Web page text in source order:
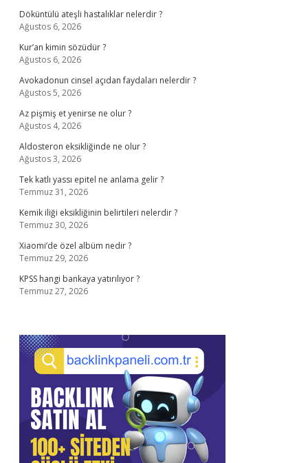
Döküntülü ateşli hastalıklar nelerdir ?
Ağustos 6, 2026
Kur’an kimin sözüdür ?
Ağustos 6, 2026
Avokadonun cinsel açıdan faydaları nelerdir ?
Ağustos 5, 2026
Az pişmiş et yenirse ne olur ?
Ağustos 4, 2026
Aldosteron eksikliğinde ne olur ?
Ağustos 3, 2026
Tek katlı yassı epitel ne anlama gelir ?
Temmuz 31, 2026
Kemik iliği eksikliğinin belirtileri nelerdir ?
Temmuz 30, 2026
Xiaomi’de özel albüm nedir ?
Temmuz 29, 2026
KPSS hangi bankaya yatırılıyor ?
Temmuz 27, 2026